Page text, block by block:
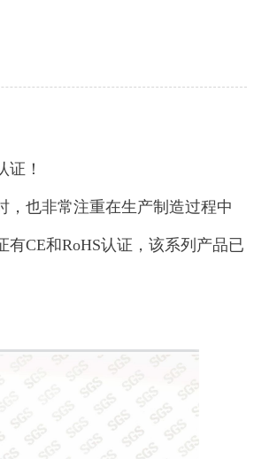
证！
，也非常注重在生产制造过程中
有CE和RoHS认证，该系列产品已